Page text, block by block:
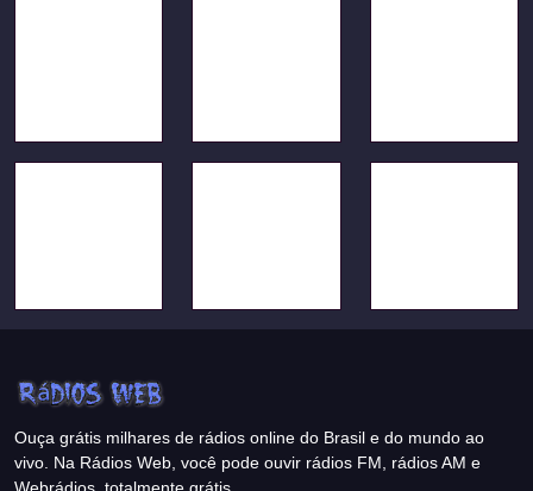
Ouça grátis milhares de rádios online do Brasil e do mundo ao
vivo. Na Rádios Web, você pode ouvir rádios FM, rádios AM e